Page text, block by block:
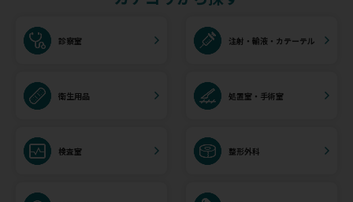
診察室 注射・輸液・カテーテル
衛生用品 処置室・手術室
検査室 整形外科